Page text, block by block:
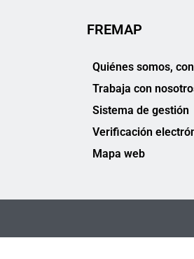
FREMAP
Quiénes somos,
Trabaja con
Sistema de gestión
Verificación
Mapa web